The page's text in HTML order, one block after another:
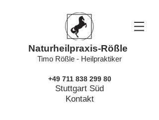
Naturheilpraxis-Rößle
Timo Rößle - Heilpraktiker
+49 711 838 299 80
Stuttgart Süd
Kontakt